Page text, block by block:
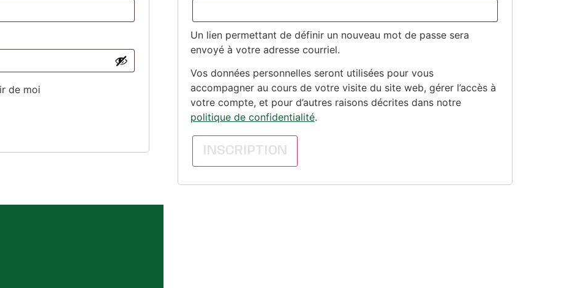
de moi
Un lien permettant de définir un nouveau mot de passe sera
envoyé à votre adresse courriel.
Vos données personnelles seront utilisées pour vous
accompagner au cours de votre visite du site web, gérer l’accès à
votre compte, et pour d’autres raisons décrites dans notre
politique de confidentialité.
INSCRIPTION